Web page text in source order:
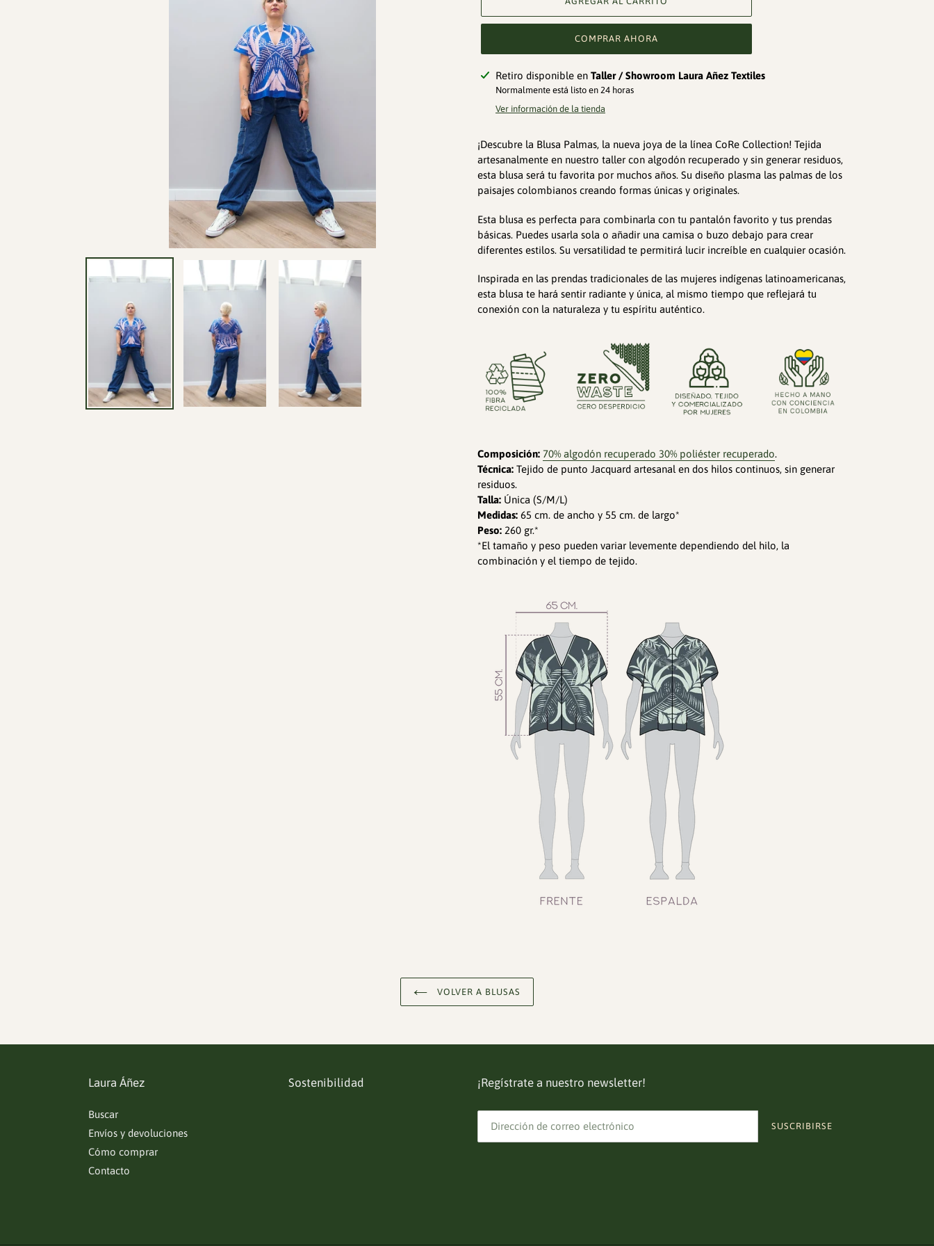
COMPRAR AHORA
Agregando
producto
carrito
de
compra
Retiro disponible en Taller / Showroom Laura Añez Textiles
Normalmente está listo en 24 horas
Ver información de la tienda
¡Descubre la Blusa Palmas, la nueva joya de la línea CoRe Collection! Tejida
artesanalmente en nuestro taller con algodón recuperado y sin generar residuos,
esta blusa será tu favorita por muchos años. Su diseño plasma las palmas de los
paisajes colombianos creando formas únicas y originales.
Esta blusa es perfecta para combinarla con tu pantalón favorito y tus prendas
básicas. Puedes usarla sola o añadir una camisa o buzo debajo para crear
diferentes estilos. Su versatilidad te permitirá lucir increíble en cualquier ocasión.
Inspirada en las prendas tradicionales de las mujeres indígenas latinoamericanas,
esta blusa te hará sentir radiante y única, al mismo tiempo que reflejará tu
conexión con la naturaleza y tu espíritu auténtico.
Composición: 70% algodón recuperado 30% poliéster recuperado.
Técnica: Tejido de punto Jacquard artesanal en dos hilos continuos, sin generar
residuos.
Talla: Única (S/M/L)
Medidas: 65 cm. de ancho y 55 cm. de largo*
Peso: 260 gr.*
*El tamaño y peso pueden variar levemente dependiendo del hilo, la
combinación y el tiempo de tejido.
VOLVER A BLUSAS
Laura Áñez
Buscar
Envíos y devoluciones
Cómo comprar
Contacto
Sostenibilidad ¡Regístrate a nuestro newsletter!
SUSCRIBIRSE